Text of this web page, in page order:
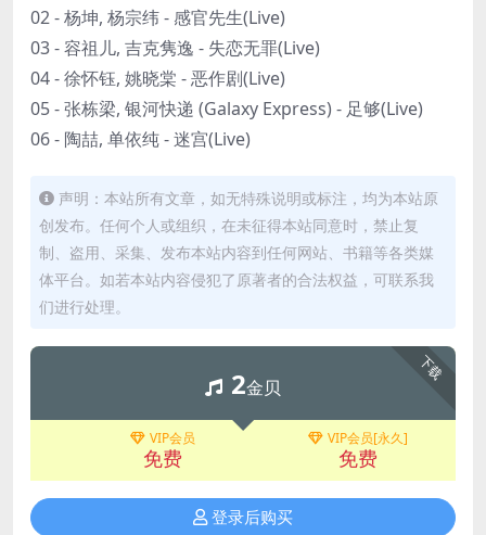
02 - 杨坤, 杨宗纬 - 感官先生(Live)
03 - 容祖儿, 吉克隽逸 - 失恋无罪(Live)
04 - 徐怀钰, 姚晓棠 - 恶作剧(Live)
05 - 张栋梁, 银河快递 (Galaxy Express) - 足够(Live)
06 - 陶喆, 单依纯 - 迷宫(Live)
声明：本站所有文章，如无特殊说明或标注，均为本站原
创发布。任何个人或组织，在未征得本站同意时，禁止复
制、盗用、采集、发布本站内容到任何网站、书籍等各类媒
体平台。如若本站内容侵犯了原著者的合法权益，可联系我
们进行处理。
下载
2金贝
VIP会员
免费
VIP会员[永久]
免费
登录后购买